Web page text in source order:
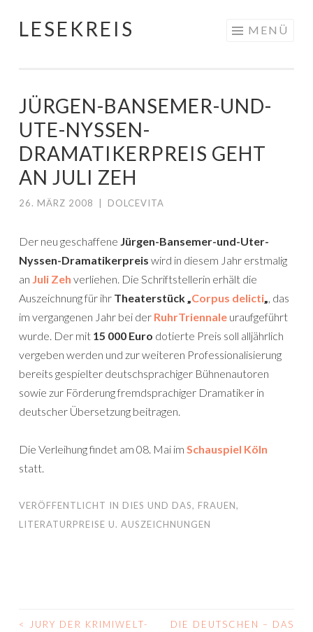
Springe
LESEKREIS MENÜ
JÜRGEN-BANSEMER-UND-
UTE-NYSSEN-
DRAMATIKERPREIS GEHT
AN JULI ZEH
26. MÄRZ 2008 DOLCEVITA
Der neu geschaffene Jürgen-Bansemer-und-Uter-
Nyssen-Dramatikerpreis wird in diesem Jahr erstmalig
an Juli Zeh verliehen. Die Schriftstellerin erhält die
Auszeichnung für ihr Theaterstück „Corpus delicti„, das
im vergangenen Jahr bei der RuhrTriennale uraufgeführt
wurde. Der mit 15 000 Euro dotierte Preis soll alljährlich
vergeben werden und zur weiteren Professionalisierung
bereits gespielter deutschsprachiger Bühnenautoren
sowie zur Förderung fremdsprachiger Dramatiker in
deutscher Übersetzung beitragen.
Die Verleihung findet am 08. Mai im Schauspiel Köln
statt.
VERÖFFENTLICHT IN DIES UND DAS, FRAUEN,
LITERATURPREISE U. AUSZEICHNUNGEN
<
JURY DER KRIMIWELT-
DIE DEUTSCHEN – DAS